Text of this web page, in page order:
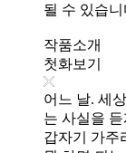
될 수 있습니
작품소개
첫화보기
어느 날. 세
는 사실을
갑자기 가주